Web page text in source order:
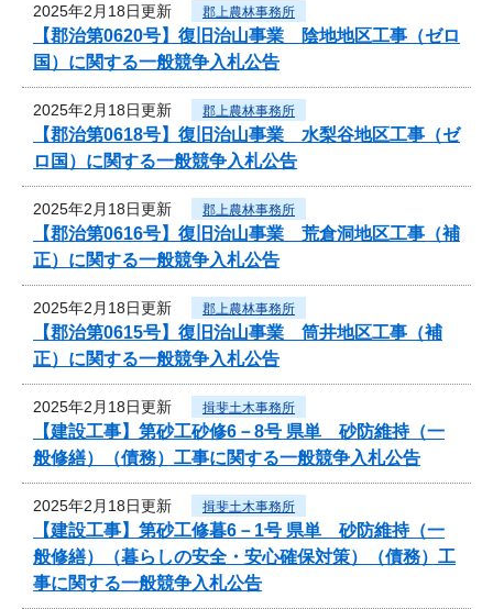
2025年2月18日更新 郡上農林事務所
【郡治第0620号】復旧治山事業 陰地地区工事（ゼロ
国）に関する一般競争入札公告
2025年2月18日更新 郡上農林事務所
【郡治第0618号】復旧治山事業 水梨谷地区工事（ゼ
ロ国）に関する一般競争入札公告
2025年2月18日更新 郡上農林事務所
【郡治第0616号】復旧治山事業 荒倉洞地区工事（補
正）に関する一般競争入札公告
2025年2月18日更新 郡上農林事務所
【郡治第0615号】復旧治山事業 筒井地区工事（補
正）に関する一般競争入札公告
2025年2月18日更新 揖斐土木事務所
【建設工事】第砂工砂修6－8号 県単 砂防維持（一
般修繕）（債務）工事に関する一般競争入札公告
2025年2月18日更新 揖斐土木事務所
【建設工事】第砂工修暮6－1号 県単 砂防維持（一
般修繕）（暮らしの安全・安心確保対策）（債務）工
事に関する一般競争入札公告